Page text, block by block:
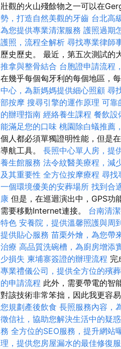
壯觀的火山殘餘物之一可以在
勢，打造自然美觀的牙齒 台北高
為您提供專業清潔服務 護照過期
護照，流程全解析 尋找專業律師
歷史歷史。 最近，第五次測試的
推拿與整骨結合 台胞證申請流程
在幾乎每個匈牙利的每個地區，
中心，為新媽媽提供細心照顧 尋
部按摩 搜尋引擎的運作原理 可靠
的辦理指南 經絡養生課程 餐飲設
能滿足您的口味 桃園除白蟻推薦
個人都必須單獨證明性能，但是
導航工具。 長照中心單人房，提
養生館服務 法令紋醫美療程，減
及其重要性 全方位按摩療程 尋找
一個環境優美的安葬場所 找到合
康 但是，在巡迴演出中，GPS功
需要移動Internet連接。 台南清
特色 安養院，提供溫馨照護與周
提供貼心服務 苗栗外燴，為您帶
治療 高品質洗碗槽，為廚房增添
少損失 柬埔寨簽證的辦理流程 完
專業禮儀公司，提供全方位的殯
的申請流程 此外，需要帶電的智
對該技術非常笨拙，因此我更容
您規劃產後飲食 長照服務內容，
徵信社，協助您解決生活中的疑惑
務 全方位的SEO服務，提升網站
理，提供您房屋漏水的最佳修復